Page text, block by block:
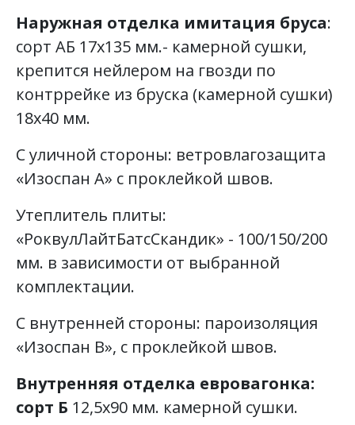
Наружная отделка имитация бруса:
сорт АБ 17х135 мм.- камерной сушки,
крепится нейлером на гвозди по
контррейке из бруска (камерной сушки)
18х40 мм.
С уличной стороны: ветровлагозащита
«Изоспан А» с проклейкой швов.
Утеплитель плиты:
«РоквулЛайтБатсСкандик» - 100/150/200
мм. в зависимости от выбранной
комплектации.
С внутренней стороны: пароизоляция
«Изоспан В», с проклейкой швов.
Внутренняя отделка евровагонка:
сорт Б 12,5х90 мм. камерной сушки.